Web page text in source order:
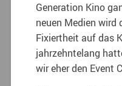
Generation Kino
neuen Medien wird
Fixiertheit auf das
jahrzehntelang
wir eher den Event